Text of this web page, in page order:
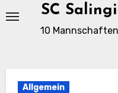
SC
10
Allgemein